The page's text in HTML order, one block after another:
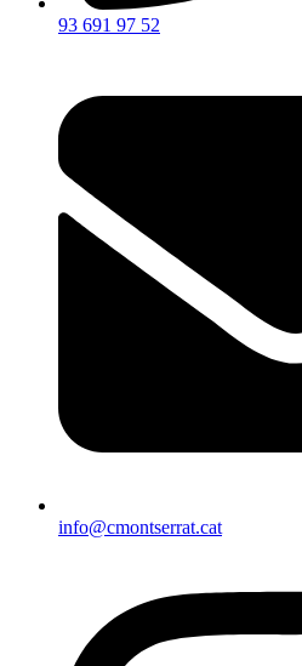
93 691 97 52
info@cmontserrat.cat